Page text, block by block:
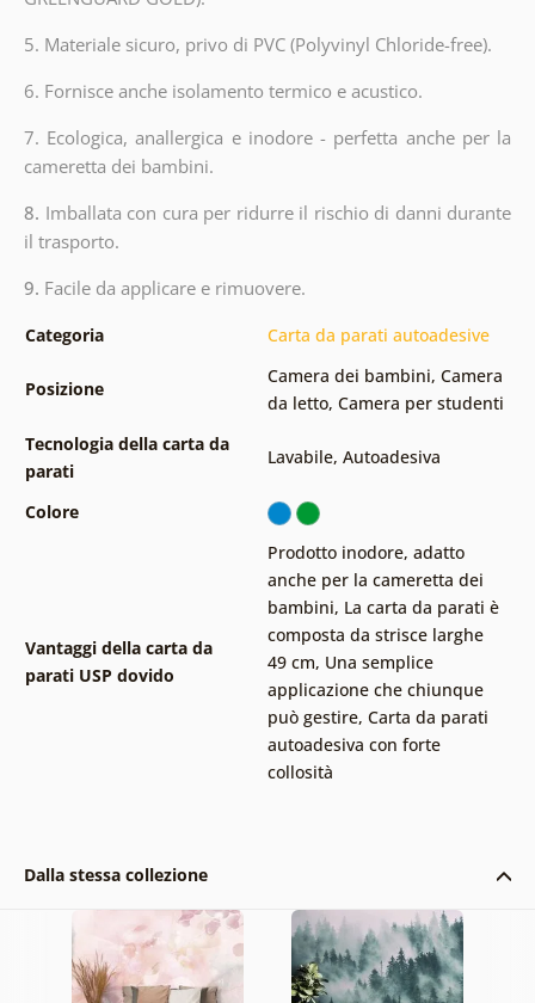
5. Materiale sicuro, privo di PVC (Polyvinyl Chloride-free).
6. Fornisce anche isolamento termico e acustico.
7. Ecologica, anallergica e inodore - perfetta anche per la
cameretta dei bambini.
8. Imballata con cura per ridurre il rischio di danni durante
il trasporto.
9. Facile da applicare e rimuovere.
Categoria Carta da parati autoadesive
Posizione
Camera dei bambini, Camera
da letto, Camera per studenti
Tecnologia della carta da
parati
Lavabile, Autoadesiva
Colore
Vantaggi della carta da
parati USP dovido
Prodotto inodore, adatto
anche per la cameretta dei
bambini, La carta da parati è
composta da strisce larghe
49 cm, Una semplice
applicazione che chiunque
può gestire, Carta da parati
autoadesiva con forte
collosità
Dalla stessa collezione